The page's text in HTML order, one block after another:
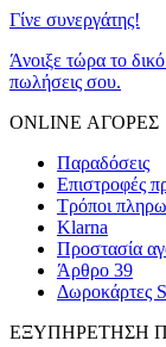
Γίνε συνεργάτης!
Άνοιξε τώρα το
πωλήσεις σου.
ONLINE ΑΓΟΡΕΣ
Παραδόσεις
Επιστροφές
Τρόποι
Klarna
Προστασία
Άρθρο 39
Δωροκάρτες
ΕΞΥΠΗΡΕΤΗΣΗ